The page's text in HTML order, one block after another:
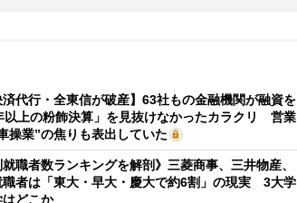
済代行・全東信が破産】63社もの金融機関が融資を
以上の粉飾決算」を見抜けなかったカラクリ 営業
操業”の焦りも表出していた
就職者数ランキングを解剖》三菱商事、三井物産、
職者は「東大・早大・慶大で約6割」の現実 3大学
はどこか